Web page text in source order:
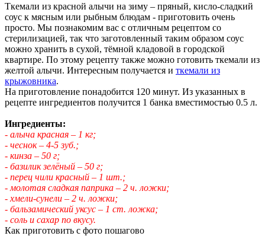
Ткемали из красной алычи на зиму – пряный, кисло-сладкий
соус к мясным или рыбным блюдам - приготовить очень
просто. Мы познакомим вас с отличным рецептом со
стерилизацией, так что заготовленный таким образом соус
можно хранить в сухой, тёмной кладовой в городской
квартире. По этому рецепту также можно готовить ткемали из
желтой алычи. Интересным получается и ткемали из
крыжовника.
На приготовление понадобится 120 минут. Из указанных в
рецепте ингредиентов получится 1 банка вместимостью 0.5 л.
Ингредиенты:
- алыча красная – 1 кг;
- чеснок – 4-5 зуб.;
- кинза – 50 г;
- базилик зелёный – 50 г;
- перец чили красный – 1 шт.;
- молотая сладкая паприка – 2 ч. ложки;
- хмели-сунели – 2 ч. ложки;
- бальзамический уксус – 1 ст. ложка;
- соль и сахар по вкусу.
Как приготовить с фото пошагово